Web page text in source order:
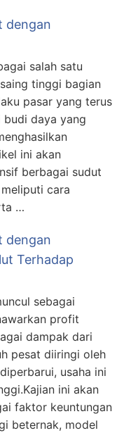
dengan
salah satu
tinggi bagian
pasar yang terus
budi daya yang
ini akan
berbagai sudut
cara
…
dengan
Terhadap
sebagai
profit
dampak dari
pesat diiringi oleh
usaha ini
ini akan
faktor keuntungan
beternak, model